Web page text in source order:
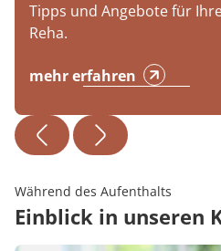
Tipps und Angebote für
Reha.
mehr erfahren
Während des Aufenthalts
Einblick in unseren